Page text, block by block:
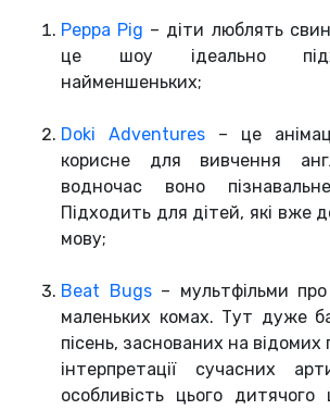
Peppa Pig – діти люблять
це шоу ідеально
найменшеньких;
Doki Adventures – це
корисне для вивчення
водночас воно
Підходить для дітей, які вже
мову;
Beat Bugs– мультфільми
маленьких комах. Тут дуже
пісень, заснованих на відомих
інтерпретації сучасних
особливість цього